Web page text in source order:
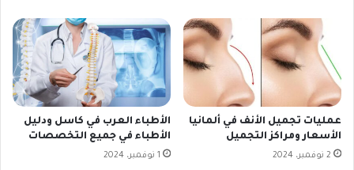
عمليات تجميل الأنف في ألمانيا
الأسعار ومراكز التجميل
2 نوفمبر، 2024
الأطباء العرب في كاسل ودليل
الأطباء في جميع التخصصات
1 نوفمبر، 2024